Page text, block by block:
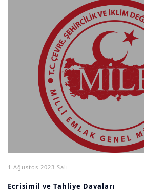
1 Ağustos 2023 Salı
Ecrisimil ve Tahliye Davaları